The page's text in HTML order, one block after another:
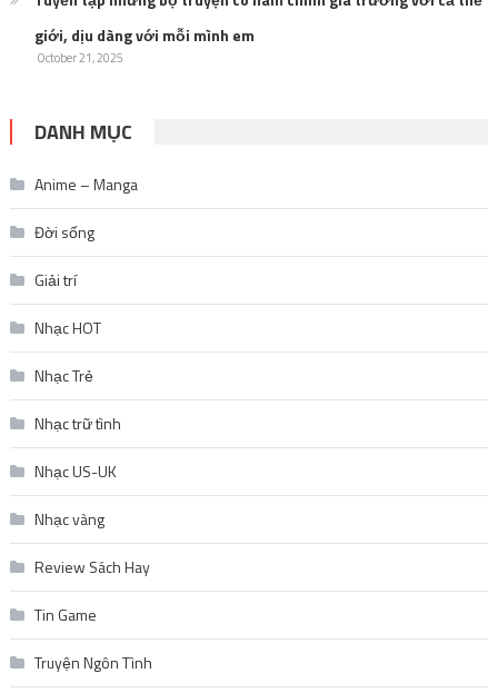
giới, dịu dàng với mỗi mình em
October 21, 2025
DANH MỤC
Anime – Manga
Đời sống
Giải trí
Nhạc HOT
Nhạc Trẻ
Nhạc trữ tình
Nhạc US-UK
Nhạc vàng
Review Sách Hay
Tin Game
Truyện Ngôn Tình